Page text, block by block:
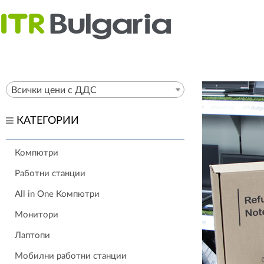
Всички цени с ДДС
КАТЕГОРИИ
Компютри
Работни станции
All in One Компютри
Монитори
Лаптопи
Мобилни работни станции